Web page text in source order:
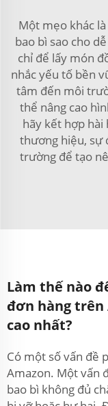
Một mẹo khác
bao bì sao cho
chỉ để lấy món
nhắc yếu tố bền
tâm đến môi
thể nâng cao
hãy kết hợp hài
thương hiệu, sự
trường để tạo
Làm thế nào
đơn hàng trên
cao nhất?
Có một số vấn đề
Amazon. Một vấn
bao bì không đủ